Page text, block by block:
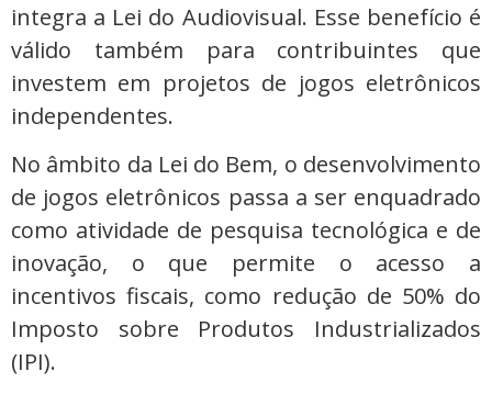
integra a Lei do Audiovisual. Esse benefício é
válido também para contribuintes que
investem em projetos de jogos eletrônicos
independentes.
No âmbito da Lei do Bem, o desenvolvimento
de jogos eletrônicos passa a ser enquadrado
como atividade de pesquisa tecnológica e de
inovação, o que permite o acesso a
incentivos fiscais, como redução de 50% do
Imposto sobre Produtos Industrializados
(IPI).